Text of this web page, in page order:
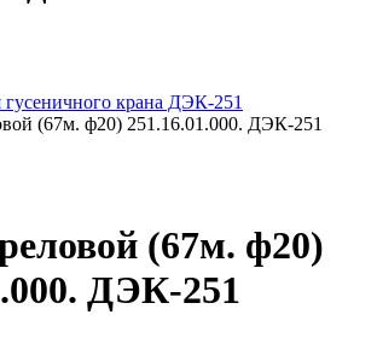
гусеничного крана ДЭК-251
(67м. ф20) 251.16.01.000. ДЭК-251
(67м. ф20)
ДЭК-251